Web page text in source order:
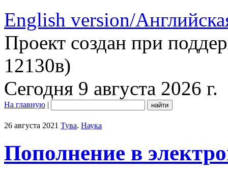
English version/
Проект создан при
12130в)
Сегодня 9 августа 2026 г.
На главную |
26 августа 2021 Тува. Наука
Пополнение в